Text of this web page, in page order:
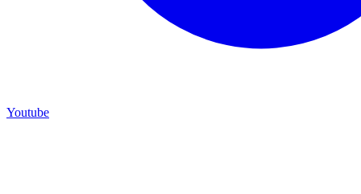
Youtube